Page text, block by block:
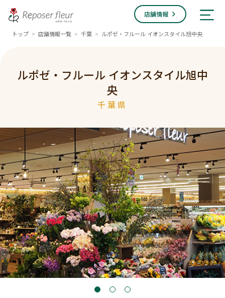
店舗情報
トップ > 店舗情報一覧 > 千葉 > ルポゼ・フルール イオンスタイル旭中央
ルポゼ・フルール イオンスタイル旭中
央
千葉県